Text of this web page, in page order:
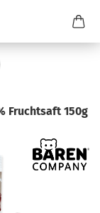
Fruchtsaft 150g